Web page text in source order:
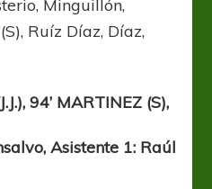
Minguillón,
Ruíz Díaz, Díaz,
94’ MARTINEZ (S),
Asistente 1: Raúl